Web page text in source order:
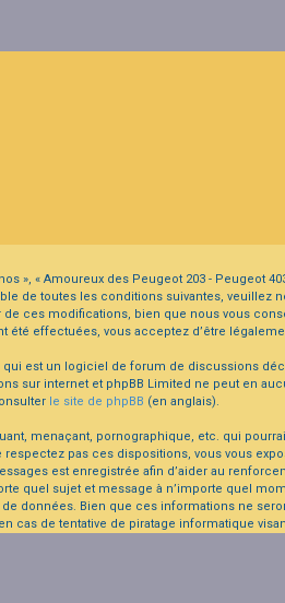
», « Amoureux des Peugeot 203 - Peugeot
de toutes les conditions suivantes, veuillez
ces modifications, bien que nous vous
été effectuées, vous acceptez d’être
qui est un logiciel de forum de discussions
sur internet et phpBB Limited ne peut en
le site de phpBB (en anglais).
menaçant, pornographique, etc. qui
pas ces dispositions, vous vous
est enregistrée afin d’aider au
quel sujet et message à n’importe quel
données. Bien que ces informations ne
cas de tentative de piratage informatique